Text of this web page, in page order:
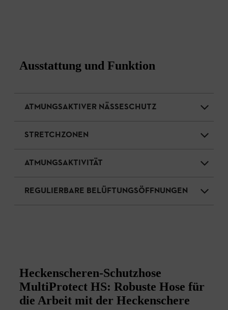
Ausstattung und Funktion
ATMUNGSAKTIVER NÄSSESCHUTZ
STRETCHZONEN
ATMUNGSAKTIVITÄT
REGULIERBARE BELÜFTUNGSÖFFNUNGEN
Heckenscheren-Schutzhose
MultiProtect HS: Robuste Hose für
die Arbeit mit der Heckenschere